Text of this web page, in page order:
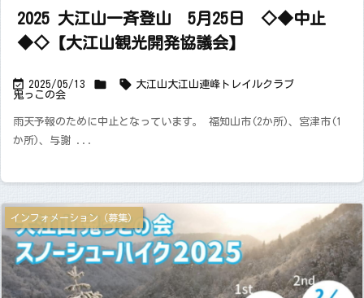
2025 大江山一斉登山 5月25日 ◇◆中止
◆◇【大江山観光開発協議会】
 2025/05/13   大江山大江山連峰トレイルクラブ
鬼っこの会
雨天予報のために中止となっています。 福知山市(2か所)、宮津市(1
か所)、与謝 ...
インフォメーション（募集）